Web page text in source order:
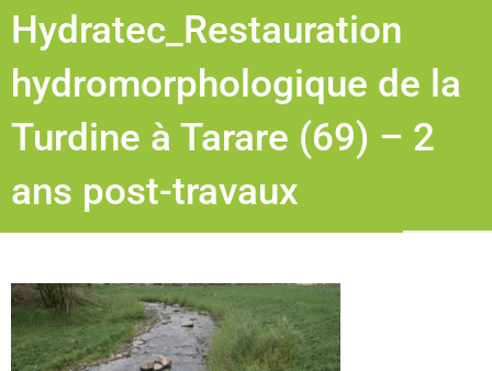
Hydratec_Restauration
hydromorphologique de la
Turdine à Tarare (69) – 2
ans post-travaux